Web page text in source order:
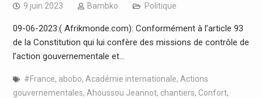
9 juin 2023 Bambko Politique
09-06-2023:( Afrikmonde.com): Conformément à l’article 93
de la Constitution qui lui confère des missions de contrôle de
l’action gouvernementale et…
#France, abobo, Académie internationale, Actions
gouvernementales, Ahoussou Jeannot, chantiers, Confort,